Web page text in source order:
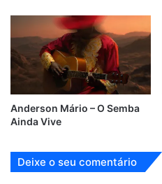
Anderson Mário – O Semba
Ainda Vive
Deixe o seu comentário